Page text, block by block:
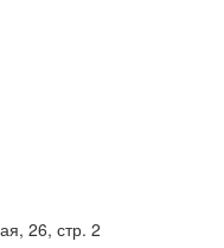
26, стр. 2